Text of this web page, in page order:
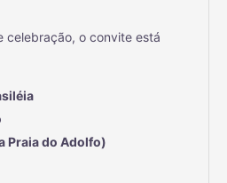
celebração, o convite está
Praia do Adolfo)